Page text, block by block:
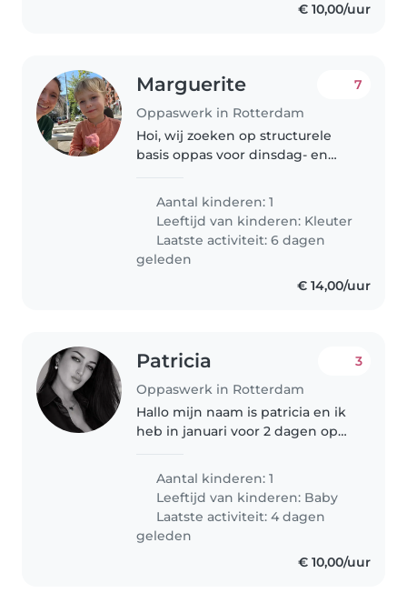
€ 10,00/uur
Marguerite
Oppaswerk in Rotterdam
7
Hoi, wij zoeken op structurele
basis oppas voor dinsdag- en
lieve vierjarig zoontje Julius.
Helemaal fijn als die dagen ook
kan gekookt worden. Leuk om
eens..
Aantal kinderen: 1
Leeftijd van kinderen: Kleuter
Laatste activiteit: 6 dagen
geleden
€ 14,00/uur
Patricia
Oppaswerk in Rotterdam
3
Hallo mijn naam is patricia en ik
heb in januari voor 2 dagen op
dagen voor mijn baby zo dat ik
een paar uurtjes kan werken.
Heb wel een betrouwbaar
iemand..
Aantal kinderen: 1
Leeftijd van kinderen: Baby
Laatste activiteit: 4 dagen
geleden
€ 10,00/uur